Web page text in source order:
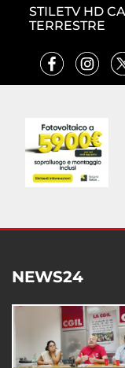
STILETV HD
TERRESTRE
NEWS24